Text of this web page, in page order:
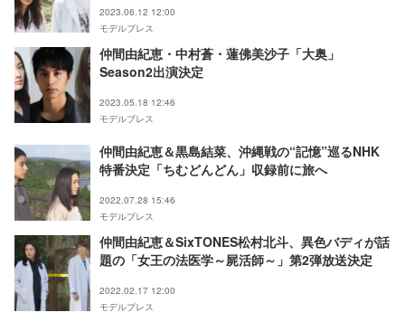
2023.06.12 12:00
モデルプレス
仲間由紀恵・中村蒼・蓮佛美沙子「大奥」
Season2出演決定
2023.05.18 12:46
モデルプレス
仲間由紀恵＆黒島結菜、沖縄戦の“記憶”巡るNHK
特番決定「ちむどんどん」収録前に旅へ
2022.07.28 15:46
モデルプレス
仲間由紀恵＆SixTONES松村北斗、異色バディが話
題の「女王の法医学～屍活師～」第2弾放送決定
2022.02.17 12:00
モデルプレス